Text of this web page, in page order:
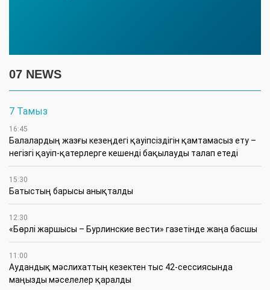
07 NEWS
7 Тамыз
16:45
Балалардың жазғы кезеңдегі қауіпсіздігін қамтамасыз ету –
негізгі қауіп-қатерлерге кешенді бақылауды талап етеді
15:30
Батыстың барысы анықталды
12:30
«Бөрлі жаршысы – Бурлинские вести» газетінде жаңа басшы
11:00
Аудандық мәслихаттың кезектен тыс 42-сессиясында
маңызды мәселелер қаралды